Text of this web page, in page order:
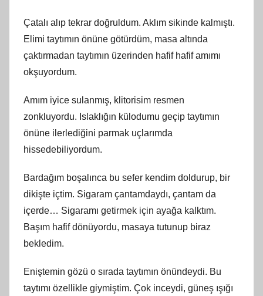
Çatalı alıp tekrar doğruldum. Aklım sikinde kalmıştı.
Elimi taytımın önüne götürdüm, masa altında
çaktırmadan taytımın üzerinden hafif hafif amımı
okşuyordum.
Amım iyice sulanmış, klitorisim resmen
zonkluyordu. Islaklığın külodumu geçip taytımın
önüne ilerlediğini parmak uçlarımda
hissedebiliyordum.
Bardağım boşalınca bu sefer kendim doldurup, bir
dikişte içtim. Sigaram çantamdaydı, çantam da
içerde… Sigaramı getirmek için ayağa kalktım.
Başım hafif dönüyordu, masaya tutunup biraz
bekledim.
Eniştemin gözü o sırada taytımın önündeydi. Bu
taytımı özellikle giymiştim. Çok inceydi, güneş ışığı